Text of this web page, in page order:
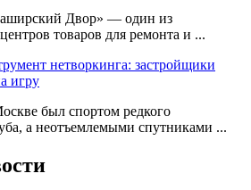
Двор» — один из
товаров для ремонта и ...
нетворкинга: застройщики
игру
был спортом редкого
а неотъемлемыми спутниками ...